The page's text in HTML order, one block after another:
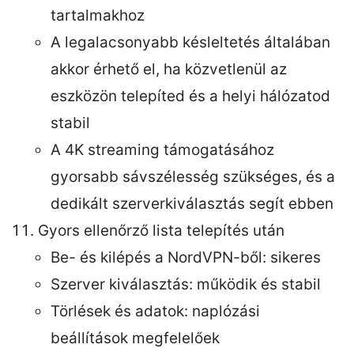
tartalmakhoz
A legalacsonyabb késleltetés általában
akkor érhető el, ha közvetlenül az
eszközön telepíted és a helyi hálózatod
stabil
A 4K streaming támogatásához
gyorsabb sávszélesség szükséges, és a
dedikált szerverkiválasztás segít ebben
Gyors ellenőrző lista telepítés után
Be- és kilépés a NordVPN-ből: sikeres
Szerver kiválasztás: működik és stabil
Törlések és adatok: naplózási
beállítások megfelelőek